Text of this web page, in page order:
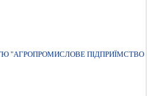
"АГРОПРОМИСЛОВЕ ПIДПРИЇМСТВО